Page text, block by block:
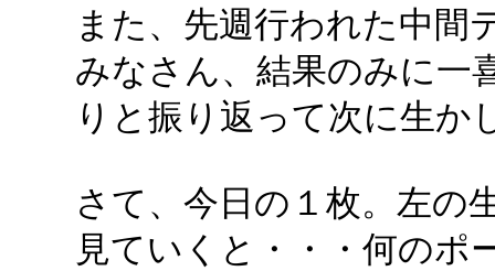
また、先週行われた中間
みなさん、結果のみに一
りと振り返って次に生か
さて、今日の１枚。左の
見ていくと・・・何のポ